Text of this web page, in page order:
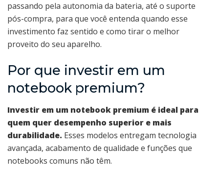
passando pela autonomia da bateria, até o suporte
pós-compra, para que você entenda quando esse
investimento faz sentido e como tirar o melhor
proveito do seu aparelho.
Por que investir em um
notebook premium?
Investir em um notebook premium é ideal para
quem quer desempenho superior e mais
durabilidade. Esses modelos entregam tecnologia
avançada, acabamento de qualidade e funções que
notebooks comuns não têm.